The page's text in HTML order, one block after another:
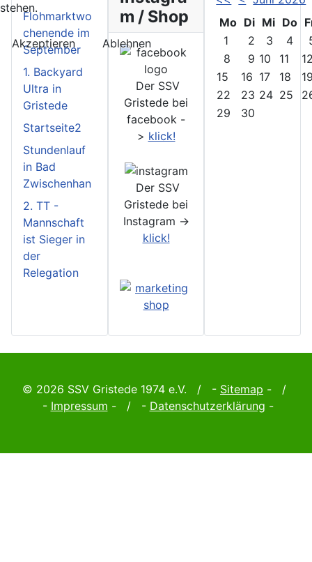
Flohmarktwo
chenende im
September
1. Backyard
Ultra in
Gristede
Startseite2
Stundenlauf
in Bad
Zwischenhan
2. TT -
Mannschaft
ist Sieger in
der
Relegation
m / Shop
Der SSV
Gristede bei
facebook -
> klick!
Der SSV
Gristede bei
Instagram ->
klick!
Mo Di Mi Do
1
2 3 4
8
9 10 11
15
16 17 18
22
23 24 25
29
30
© 2026 SSV Gristede 1974 e.V. / - Sitemap - /
- Impressum - / - Datenschutzerklärung -
stehen.
Akzeptieren Ablehnen